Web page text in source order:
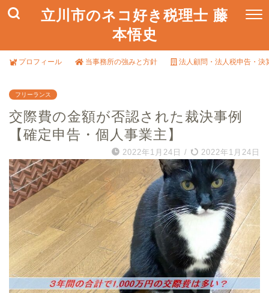
立川市のネコ好き税理士 藤
本悟史
プロフィール 当事務所の強みと方針 法人顧問・法人税申告・決
フリーランス
交際費の金額が否認された裁決事例
【確定申告・個人事業主】
2022年1月24日 / 2022年1月24日